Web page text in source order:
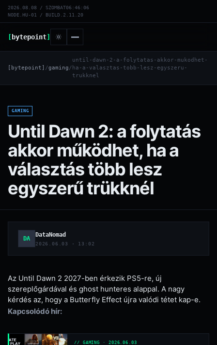
2026.08.08 / SZOMBAT06:46:07
NODE.HU-01 / BUILD.2.11.20
[bytepoint]
[bytepoint] /gaming/
until-dawn-2-a-folytatas-akkor-mukodhet-
ha-a-valasztas-tobb-lesz-egyszeru-
trukknel
GAMING
Until Dawn 2: a folytatás
akkor működhet, ha a
választás több lesz
egyszerű trükknél
DA
DataNomad
2026.06.03 · 13:02
Az Until Dawn 2 2027-ben érkezik PS5-re, új
szereplőgárdával és ghost hunteres alappal. A nagy
kérdés az, hogy a Butterfly Effect újra valódi tétet kap-e.
Kapcsolódó hír:
// GAMING · 2026.06.03